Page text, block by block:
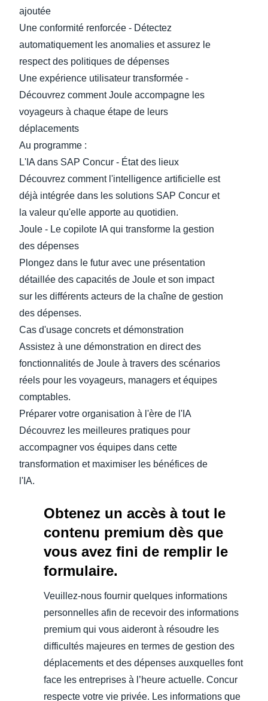
ajoutée
Une conformité renforcée - Détectez
automatiquement les anomalies et assurez le
respect des politiques de dépenses
Une expérience utilisateur transformée -
Découvrez comment Joule accompagne les
voyageurs à chaque étape de leurs
déplacements
Au programme :
L'IA dans SAP Concur - État des lieux
Découvrez comment l'intelligence artificielle est
déjà intégrée dans les solutions SAP Concur et
la valeur qu'elle apporte au quotidien.
Joule - Le copilote IA qui transforme la gestion
des dépenses
Plongez dans le futur avec une présentation
détaillée des capacités de Joule et son impact
sur les différents acteurs de la chaîne de gestion
des dépenses.
Cas d'usage concrets et démonstration
Assistez à une démonstration en direct des
fonctionnalités de Joule à travers des scénarios
réels pour les voyageurs, managers et équipes
comptables.
Préparer votre organisation à l'ère de l'IA
Découvrez les meilleures pratiques pour
accompagner vos équipes dans cette
transformation et maximiser les bénéfices de
l'IA.
Obtenez un accès à tout le
contenu premium dès que
vous avez fini de remplir le
formulaire.
Veuillez-nous fournir quelques informations
personnelles afin de recevoir des informations
premium qui vous aideront à résoudre les
difficultés majeures en termes de gestion des
déplacements et des dépenses auxquelles font
face les entreprises à l’heure actuelle. Concur
respecte votre vie privée. Les informations que